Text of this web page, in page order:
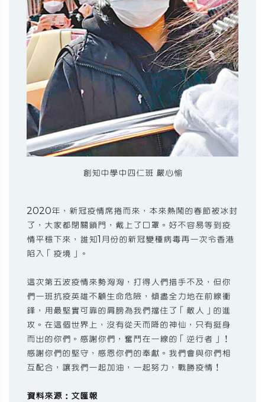
創知中學中四仁班 嚴心愉
2020年，新冠疫情席捲而來，本來熱鬧的春節被冰封
了，大家都閉關鎖門，戴上了口罩。好不容易等到疫
情平穩下來，誰知1月份的新冠變種病毒再一次令香港
陷入「疫境」。
這次第五波疫情來勢洶洶，打得人們措手不及，但你
們一班抗疫英雄不顧生命危險，傾盡全力地在前線衝
鋒，用最堅實可靠的肩膀為我們擋住了「敵人」的進
攻。在這個世界上，沒有從天而降的神仙，只有挺身
而出的你們。感謝你們，奮鬥在一線的「逆行者」！
感謝你們的堅守，感恩你們的奉獻。我們會與你們相
互配合，讓我們一起加油，一起努力，戰勝疫情！
資料來源：文匯報